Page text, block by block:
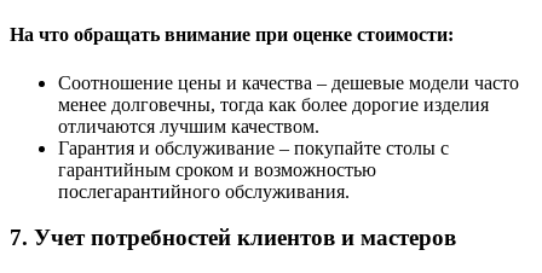
На что обращать внимание при оценке стоимости:
Соотношение цены и качества – дешевые модели часто
менее долговечны, тогда как более дорогие изделия
отличаются лучшим качеством.
Гарантия и обслуживание – покупайте столы с
гарантийным сроком и возможностью
послегарантийного обслуживания.
7. Учет потребностей клиентов и мастеров